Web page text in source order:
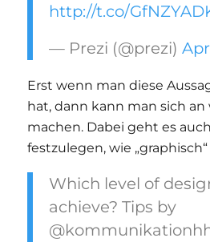
http://t.co/
— Prezi (@prezi)
Erst wenn man diese
hat, dann kann man sich
machen. Dabei geht es
festzulegen, wie
Which level of
achieve? Tips by